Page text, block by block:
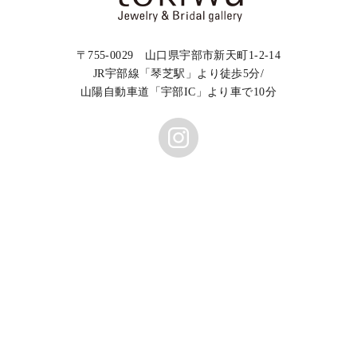
〒755-0029 山口県宇部市新天町1-2-14
JR宇部線「琴芝駅」より徒歩5分/
山陽自動車道「宇部IC」より車で10分